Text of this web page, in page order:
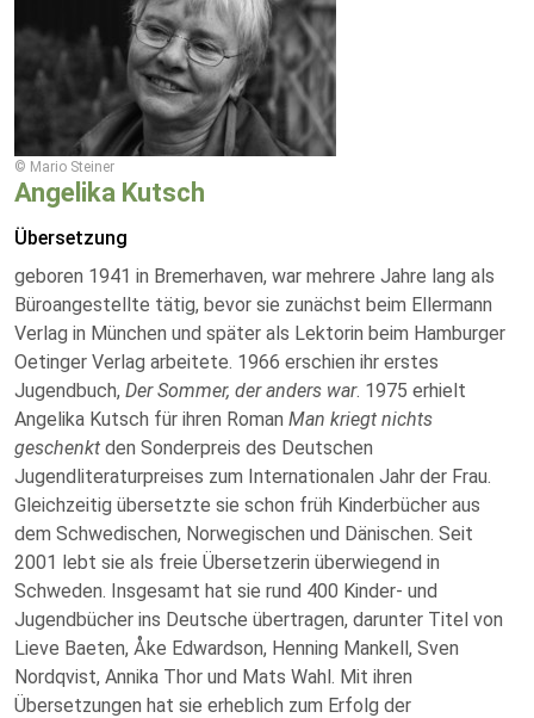
© Mario Steiner
Angelika Kutsch
Übersetzung
geboren 1941 in Bremerhaven, war mehrere Jahre lang als
Büroangestellte tätig, bevor sie zunächst beim Ellermann
Verlag in München und später als Lektorin beim Hamburger
Oetinger Verlag arbeitete. 1966 erschien ihr erstes
Jugendbuch, Der Sommer, der anders war. 1975 erhielt
Angelika Kutsch für ihren Roman Man kriegt nichts
geschenkt den Sonderpreis des Deutschen
Jugendliteraturpreises zum Internationalen Jahr der Frau.
Gleichzeitig übersetzte sie schon früh Kinderbücher aus
dem Schwedischen, Norwegischen und Dänischen. Seit
2001 lebt sie als freie Übersetzerin überwiegend in
Schweden. Insgesamt hat sie rund 400 Kinder- und
Jugendbücher ins Deutsche übertragen, darunter Titel von
Lieve Baeten, Åke Edwardson, Henning Mankell, Sven
Nordqvist, Annika Thor und Mats Wahl. Mit ihren
Übersetzungen hat sie erheblich zum Erfolg der